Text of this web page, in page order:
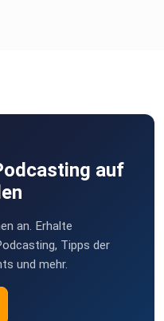
auf
an. Erhalte
Tipps der
und mehr.